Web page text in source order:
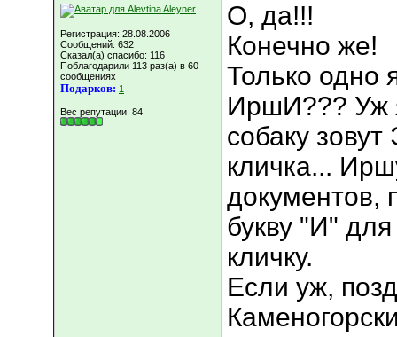
Регистрация: 28.08.2006
Сообщений: 632
Сказал(а) спасибо: 116
Поблагодарили 113 раз(а) в 60
сообщениях
Подарков: 1
Вес репутации: 84
О, да!!!
Конечно же!
Только одно
ИршИ??? Уж
собаку
кличка...
документов,
букву "И"
кличку.
Если уж,